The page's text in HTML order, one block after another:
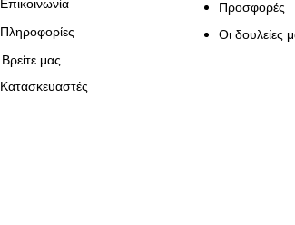
Επικοινωνία
Πληροφορίες
Βρείτε μας
Κατασκευαστές
Προσφορές
Οι δουλείες